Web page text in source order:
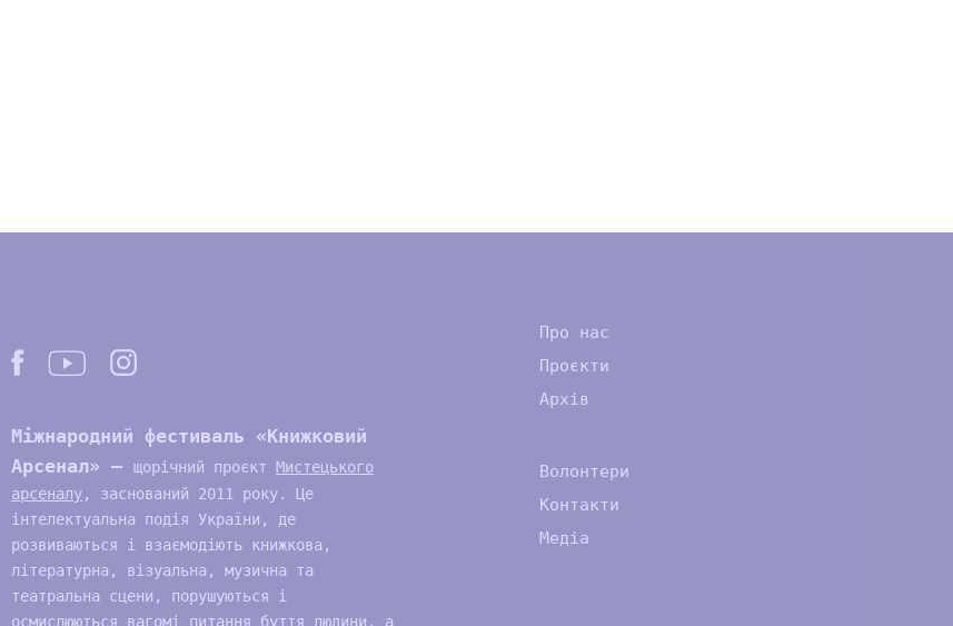
Міжнародний фестиваль «Книжковий
Арсенал» —
щорічний проєкт Мистецького
арсеналу, заснований 2011 року. Це
інтелектуальна подія України, де
розвиваються і взаємодіють книжкова,
літературна, візуальна, музична та
театральна сцени, порушуються і
осмислюються вагомі питання буття людини, а
Про нас
Проєкти
Архів
Волонтери
Контакти
Медіа